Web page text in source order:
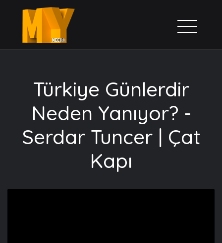
Türkiye Günlerdir
Neden Yanıyor? -
Serdar Tuncer | Çat
Kapı